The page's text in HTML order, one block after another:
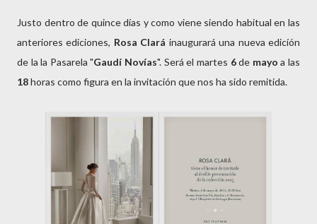
Justo dentro de quince días y como viene siendo habitual en las
anteriores ediciones, Rosa Clará inaugurará una nueva edicíón
de la la Pasarela "Gaudí Novías". Será el martes 6de mayo a las
18horas como figura en la invitación que nos ha sido remitida.